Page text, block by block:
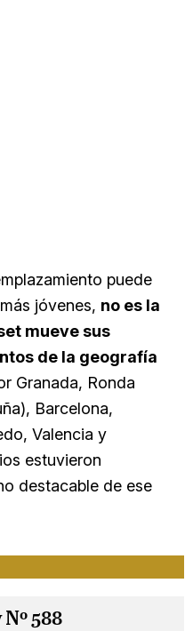
puede
jóvenes, no es la
mueve sus
de la geografía
Granada, Ronda
Barcelona,
Valencia y
estuvieron
destacable de ese
588